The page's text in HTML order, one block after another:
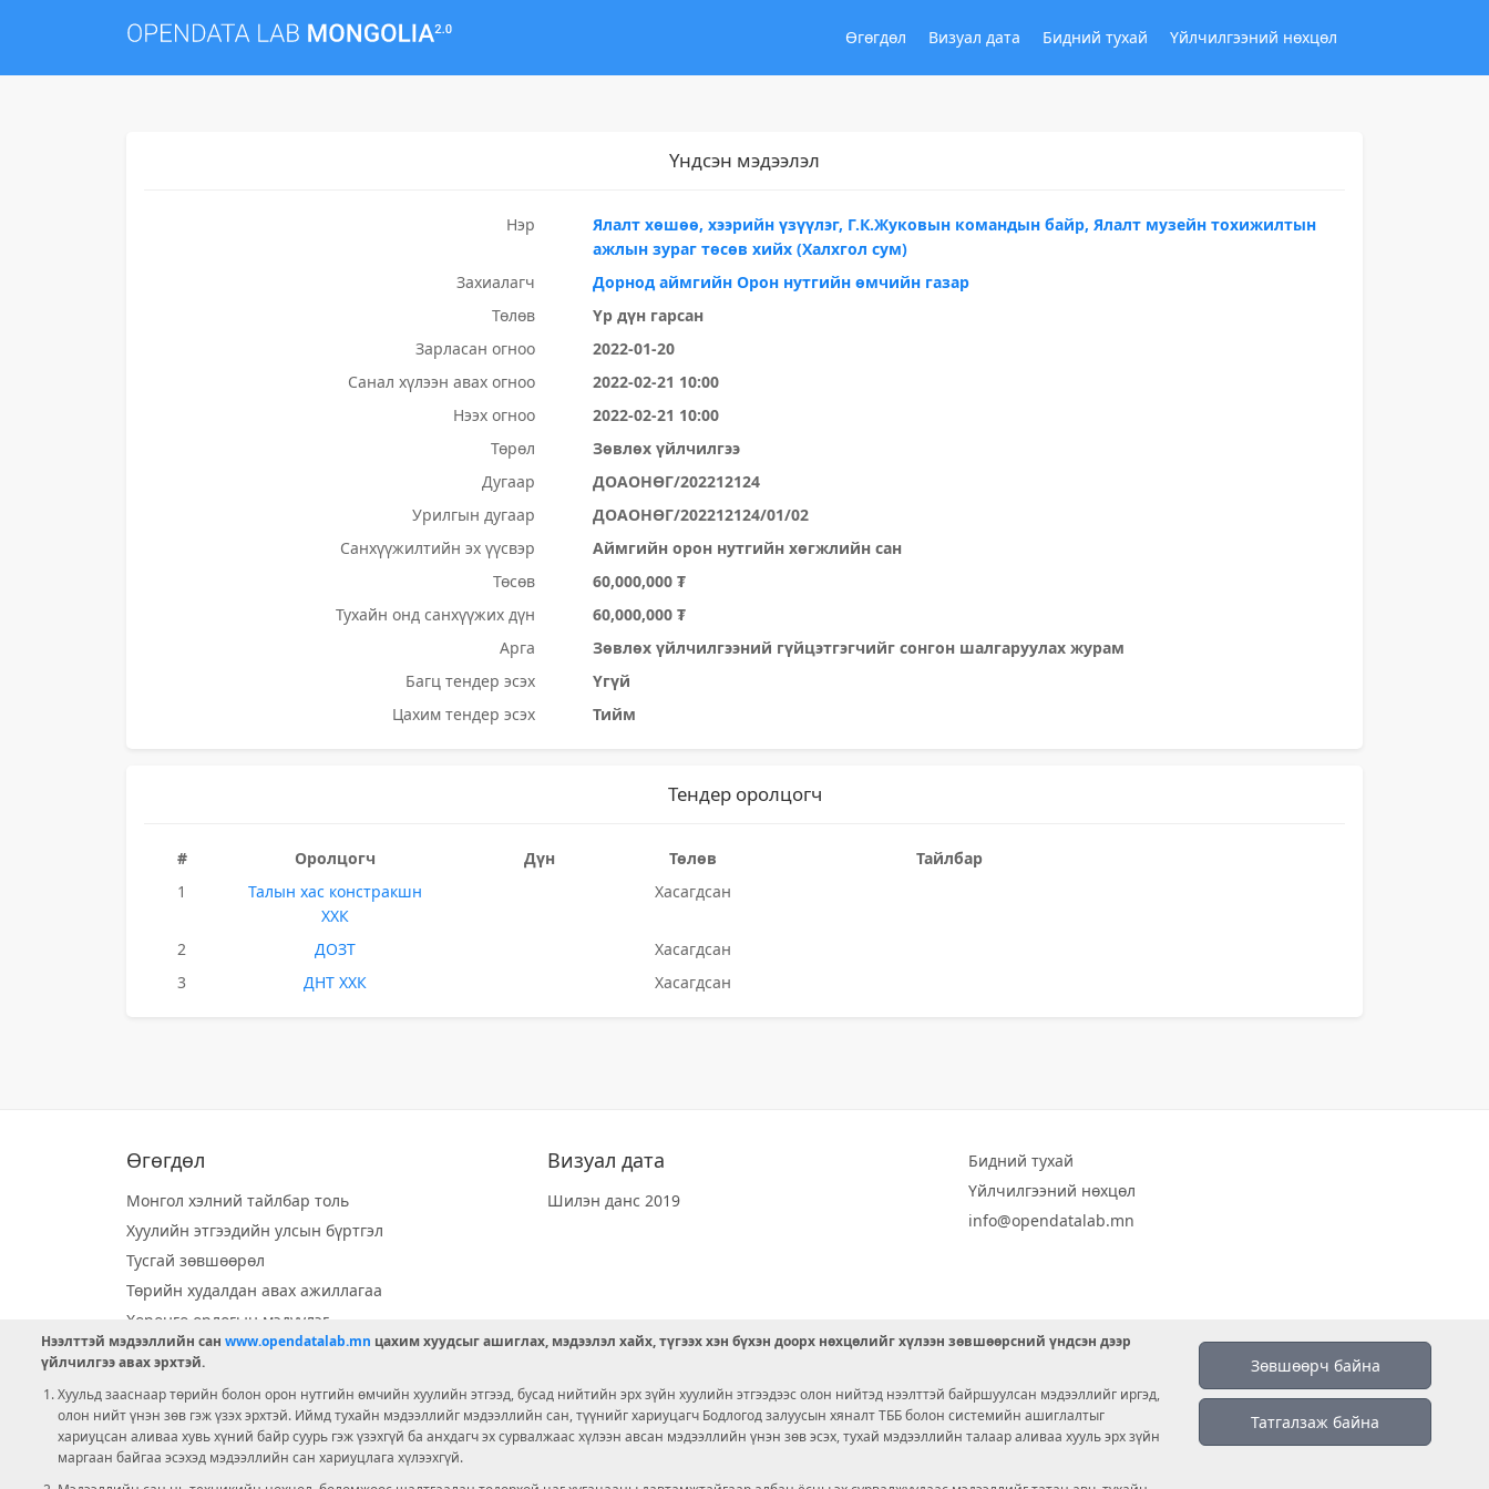
Өгөгдөл Визуал дата Бидний тухай Үйлчилгээний нөхцөл
Үндсэн мэдээлэл
Нэр
Ялалт хөшөө, хээрийн үзүүлэг, Г.К.Жуковын командын байр, Ялалт музейн тохижилтын
ажлын зураг төсөв хийх (Халхгол сум)
Захиалагч
Дорнод аймгийн Орон нутгийн өмчийн газар
Төлөв
Үр дүн гарсан
Зарласан огноо
2022-01-20
Санал хүлээн авах огноо
2022-02-21 10:00
Нээх огноо
2022-02-21 10:00
Төрөл
Зөвлөх үйлчилгээ
Дугаар
ДОАОНӨГ/202212124
Урилгын дугаар
ДОАОНӨГ/202212124/01/02
Санхүүжилтийн эх үүсвэр
Аймгийн орон нутгийн хөгжлийн сан
Төсөв
60,000,000 ₮
Тухайн онд санхүүжих дүн
60,000,000 ₮
Арга
Зөвлөх үйлчилгээний гүйцэтгэгчийг сонгон шалгаруулах журам
Багц тендер эсэх
Үгүй
Цахим тендер эсэх
Тийм
Тендер оролцогч
# Оролцогч Дүн Төлөв
Тайлбар
1
Талын хас констракшн
ХХК
Хасагдсан
2 ДОЗТ
Хасагдсан
3
ДНТ ХХК Хасагдсан
Өгөгдөл
Монгол хэлний тайлбар толь
Хуулийн этгээдийн улсын бүртгэл
Тусгай зөвшөөрөл
Төрийн худалдан авах ажиллагаа
Хөрөнгө орлогын мэдүүлэг
Орон нутгийн хөгжлийн сан
Ээлжит сонгууль
Ашигт малтмал тусгай зөвшөөрөл
Визуал дата
Шилэн данс 2019
Бидний тухай
Үйлчилгээний нөхцөл
info@opendatalab.mn
Зөвшөөрч байна
Татгалзаж байна
Нээлттэй мэдээллийн сан www.opendatalab.mn цахим хуудсыг ашиглах, мэдээлэл хайх, түгээх хэн бүхэн доорх нөхцөлийг хүлээн зөвшөөрсний үндсэн дээр
үйлчилгээ авах эрхтэй.
Хуульд зааснаар төрийн болон орон нутгийн өмчийн хуулийн этгээд, бусад нийтийн эрх зүйн хуулийн этгээдээс олон нийтэд нээлттэй байршуулсан мэдээллийг иргэд,
олон нийт үнэн зөв гэж үзэх эрхтэй. Иймд тухайн мэдээллийг мэдээллийн сан, түүнийг хариуцагч Бодлогод залуусын хяналт ТББ болон системийн ашиглалтыг
хариуцсан аливаа хувь хүний байр суурь гэж үзэхгүй ба анхдагч эх сурвалжаас хүлээн авсан мэдээллийн үнэн зөв эсэх, тухай мэдээллийн талаар аливаа хууль эрх зүйн
маргаан байгаа эсэхэд мэдээллийн сан хариуцлага хүлээхгүй.